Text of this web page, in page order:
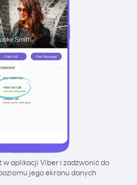
aplikacji Viber i zadzwonić do
jego ekranu danych